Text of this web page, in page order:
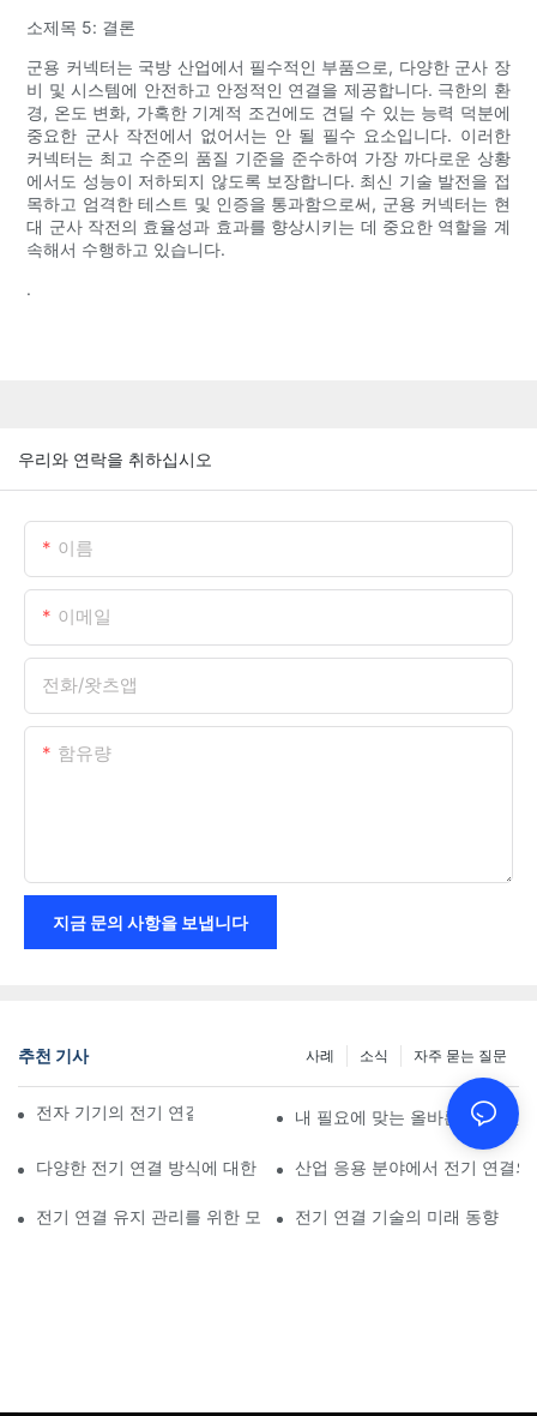
소제목 5: 결론
군용 커넥터는 국방 산업에서 필수적인 부품으로, 다양한 군사 장
비 및 시스템에 안전하고 안정적인 연결을 제공합니다. 극한의 환
경, 온도 변화, 가혹한 기계적 조건에도 견딜 수 있는 능력 덕분에
중요한 군사 작전에서 없어서는 안 될 필수 요소입니다. 이러한
커넥터는 최고 수준의 품질 기준을 준수하여 가장 까다로운 상황
에서도 성능이 저하되지 않도록 보장합니다. 최신 기술 발전을 접
목하고 엄격한 테스트 및 인증을 통과함으로써, 군용 커넥터는 현
대 군사 작전의 효율성과 효과를 향상시키는 데 중요한 역할을 계
속해서 수행하고 있습니다.
.
우리와 연락을 취하십시오
이름
이메일
전화/왓츠앱
함유량
지금 문의 사항을 보냅니다
추천 기사 자주 묻는 질문
소식
사례
전자 기기의 전기 연결에 미치는 기술의 영향내 필요에 맞는 올바른 전기 연
다양한 전기 연결 방식에 대한 비교 분석산업 응용 분야에서 전기 연결의
전기 연결 유지 관리를 위한 모범 사례전기 연결 기술의 미래 동향